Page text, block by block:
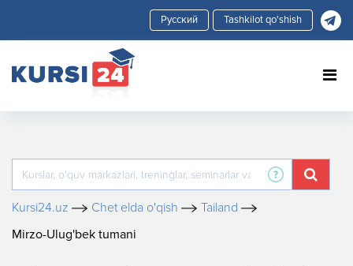
Tashkilot qo'shish
Kursi24.uz Chet elda o'qish
Tailand
Mirzo-Ulug'bek tumani